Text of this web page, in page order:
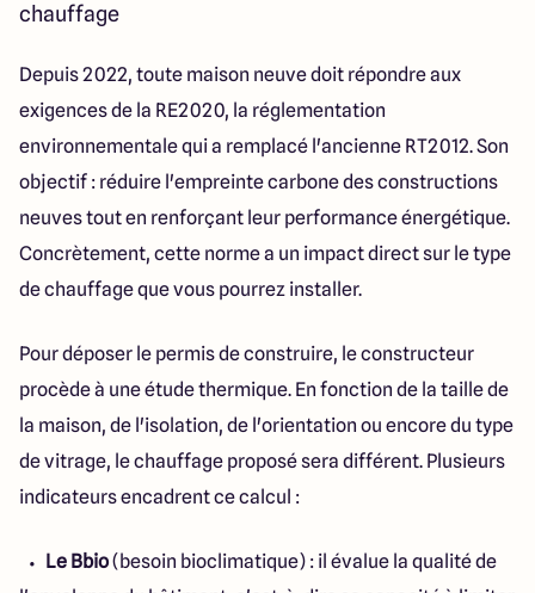
chauffage
Depuis 2022, toute maison neuve doit répondre aux
exigences de la RE2020, la réglementation
environnementale qui a remplacé l'ancienne RT2012. Son
objectif : réduire l'empreinte carbone des constructions
neuves tout en renforçant leur performance énergétique.
Concrètement, cette norme a un impact direct sur le type
de chauffage que vous pourrez installer.
Pour déposer le permis de construire, le constructeur
procède à une étude thermique. En fonction de la taille de
la maison, de l'isolation, de l'orientation ou encore du type
de vitrage, le chauffage proposé sera différent. Plusieurs
indicateurs encadrent ce calcul :
Le Bbio(besoin bioclimatique) : il évalue la qualité de